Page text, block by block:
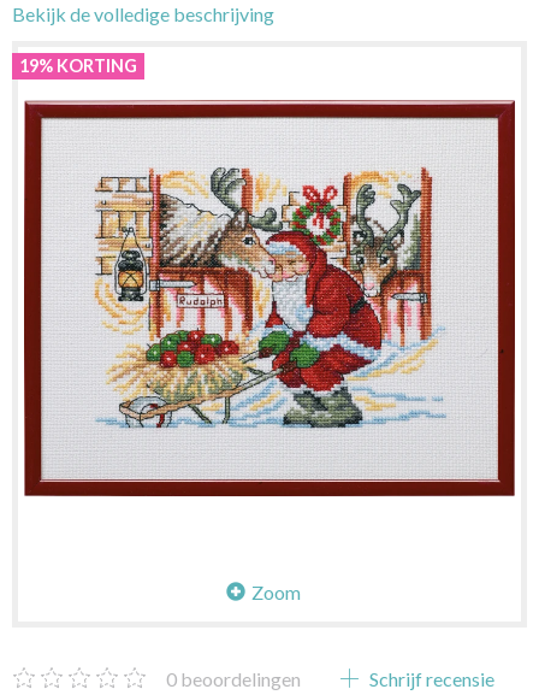
Bekijk de volledige beschrijving
19% KORTING
Zoom
0 beoordelingen Schrijf recensie